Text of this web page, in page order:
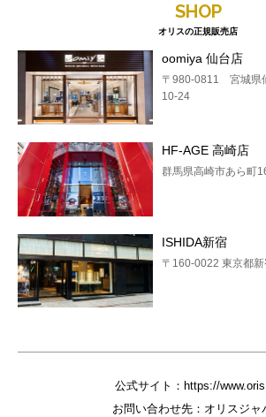
SHOP
オリスの正規販売店
oomiya 仙台店
〒980-0811 宮城県
10-24
HF-AGE 高崎店
群馬県高崎市あら町
ISHIDA新宿
〒160-0022 東京都
公式サイト： https://
お問い合わせ先：オリスジャ